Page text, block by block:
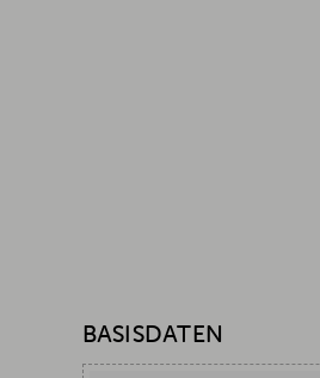
BASISDATEN